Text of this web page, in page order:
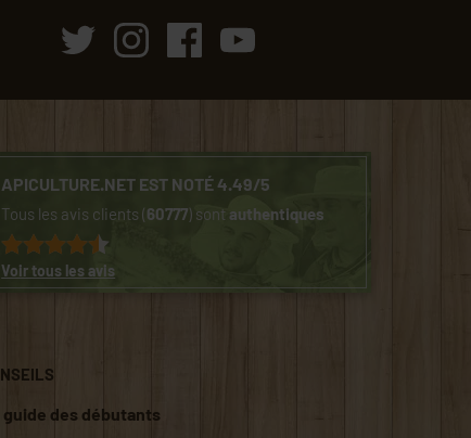
APICULTURE.NET EST NOTÉ 4.49/5
Tous les avis clients (60777) sont authentiques
Voir tous les avis
guide des débutants